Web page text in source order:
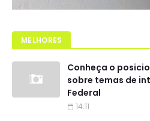
MELHORES
Conheça o
sobre temas de
Federal
14:11